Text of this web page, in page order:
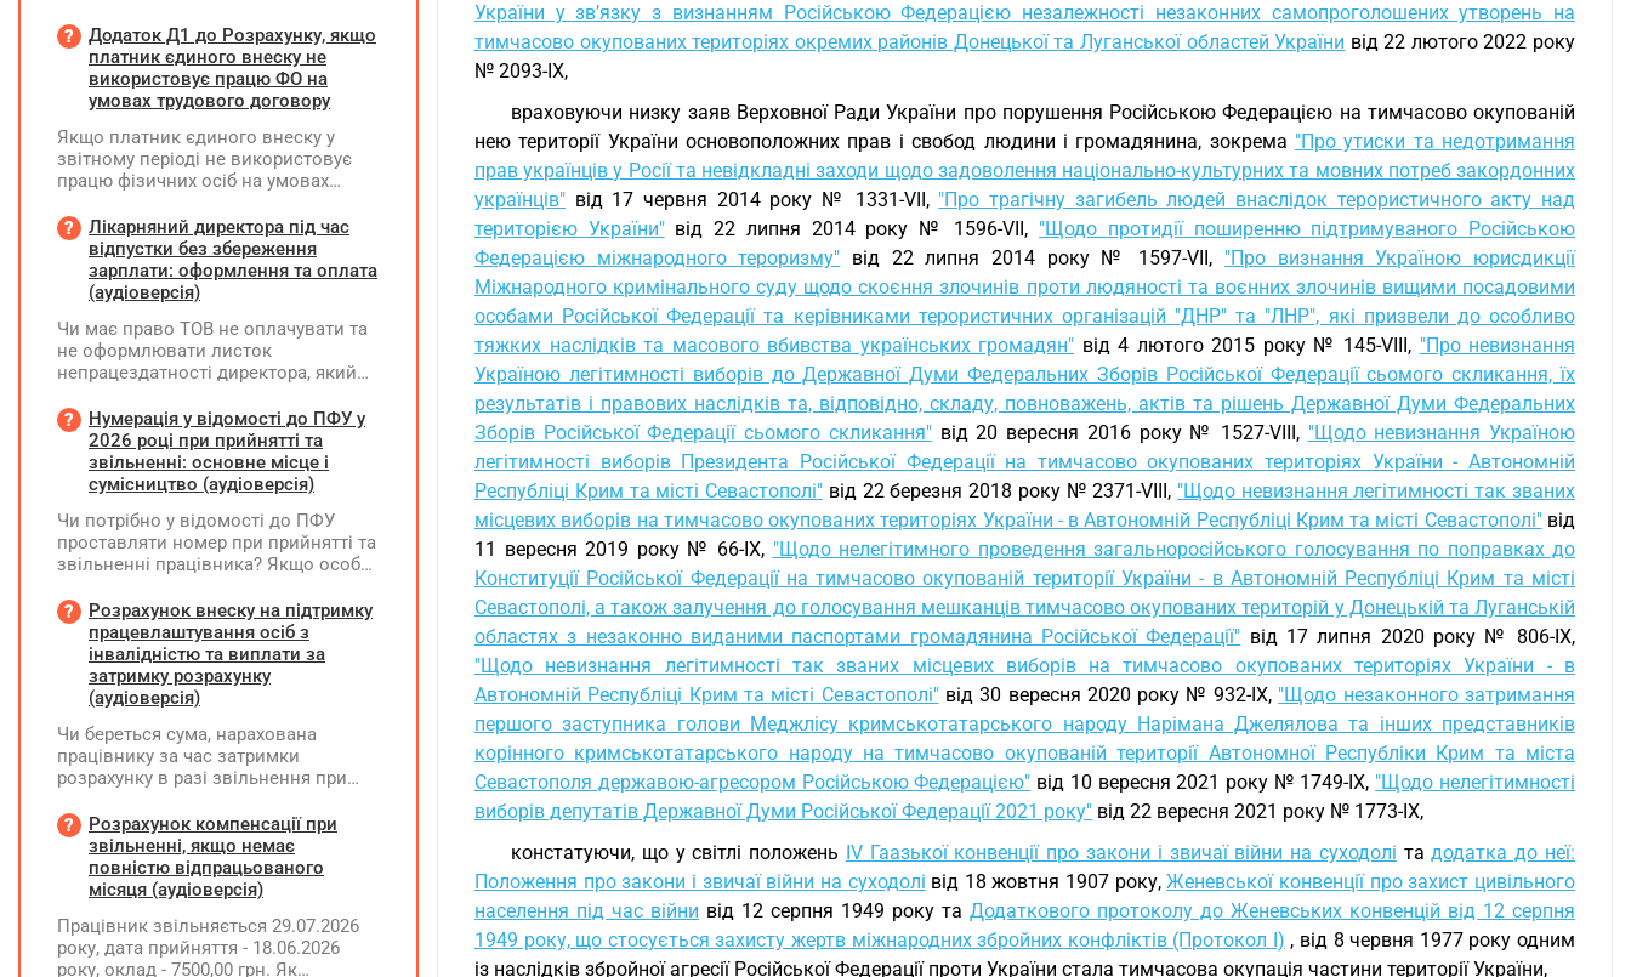
України у зв’язку з визнанням Російською Федерацією незалежності незаконних самопроголошених утворень на
тимчасово окупованих територіях окремих районів Донецької та Луганської областей України від 22 лютого 2022 року
№ 2093-IX,
враховуючи низку заяв Верховної Ради України про порушення Російською Федерацією на тимчасово окупованій
нею території України основоположних прав і свобод людини і громадянина, зокрема "Про утиски та недотримання
прав українців у Росії та невідкладні заходи щодо задоволення національно-культурних та мовних потреб закордонних
українців" від 17 червня 2014 року № 1331-VII, "Про трагічну загибель людей внаслідок терористичного акту над
територією України"від 22 липня 2014 року № 1596-VII, "Щодо протидії поширенню підтримуваного Російською
Федерацією міжнародного тероризму" від 22 липня 2014 року № 1597-VII, "Про визнання Україною юрисдикції
Міжнародного кримінального суду щодо скоєння злочинів проти людяності та воєнних злочинів вищими посадовими
особами Російської Федерації та керівниками терористичних організацій "ДНР" та "ЛНР", які призвели до особливо
тяжких наслідків та масового вбивства українських громадян" від 4 лютого 2015 року № 145-VIII, "Про невизнання
Україною легітимності виборів до Державної Думи Федеральних Зборів Російської Федерації сьомого скликання, їх
результатів і правових наслідків та, відповідно, складу, повноважень, актів та рішень Державної Думи Федеральних
Зборів Російської Федерації сьомого скликання"від 20 вересня 2016 року № 1527-VIII, "Щодо невизнання Україною
легітимності виборів Президента Російської Федерації на тимчасово окупованих територіях України - Автономній
Республіці Крим та місті Севастополі" від 22 березня 2018 року № 2371-VIII, "Щодо невизнання легітимності так званих
місцевих виборів на тимчасово окупованих територіях України - в Автономній Республіці Крим та місті Севастополі"від
11 вересня 2019 року № 66-IX, "Щодо нелегітимного проведення загальноросійського голосування по поправках до
Конституції Російської Федерації на тимчасово окупованій території України - в Автономній Республіці Крим та місті
Севастополі, а також залучення до голосування мешканців тимчасово окупованих територій у Донецькій та Луганській
областях з незаконно виданими паспортами громадянина Російської Федерації" від 17 липня 2020 року № 806-IX,
"Щодо невизнання легітимності так званих місцевих виборів на тимчасово окупованих територіях України - в
Автономній Республіці Крим та місті Севастополі"від 30 вересня 2020 року № 932-IX, "Щодо незаконного затримання
першого заступника голови Меджлісу кримськотатарського народу Нарімана Джелялова та інших представників
корінного кримськотатарського народу на тимчасово окупованій території Автономної Республіки Крим та міста
Севастополя державою-агресором Російською Федерацією" від 10 вересня 2021 року № 1749-IX, "Щодо нелегітимності
виборів депутатів Державної Думи Російської Федерації 2021 року" від 22 вересня 2021 року № 1773-IX,
констатуючи, що у світлі положень IV Гаазької конвенції про закони і звичаї війни на суходолі тадодатка до неї:
Положення про закони і звичаї війни на суходолі від 18 жовтня 1907 року,Женевської конвенції про захист цивільного
населення під час війни від 12 серпня 1949 року та Додаткового протоколу до Женевських конвенцій від 12 серпня
1949 року, що стосується захисту жертв міжнародних збройних конфліктів (Протокол I) , від 8 червня 1977 року одним
із наслідків збройної агресії Російської Федерації проти України стала тимчасова окупація частини території України,
Додаток Д1 до Розрахунку, якщо
платник єдиного внеску не
використовує працю ФО на
умовах трудового договору
Якщо платник єдиного внеску у
звітному періоді не використовує
працю фізичних осіб на умовах
на інших умовах, передбачених
законодавством, Додаток Д1/
Додаток ФІЗ-Д1 за відповідний
період не подається
Лікарняний директора під час
відпустки без збереження
зарплати: оформлення та оплата
(аудіоверсія)
Чи має право ТОВ не оплачувати та
не оформлювати листок
непрацездатності директора, який
збереження заробітної плати під час
призупинення діяльності
підприємства?
Нумерація у відомості до ПФУ у
2026 році при прийнятті та
звільненні: основне місце і
сумісництво (аудіоверсія)
Чи потрібно у відомості до ПФУ
проставляти номер при прийнятті та
звільненні працівника? Якщо особа
місцем роботи та за сумісництвом,
чи рахується це як два роботодавці?
Розрахунок внеску на підтримку
працевлаштування осіб з
інвалідністю та виплати за
затримку розрахунку
(аудіоверсія)
Чи береться сума, нарахована
працівнику за час затримки
розрахунку в разі звільнення при
заробітної плати (винагороди), для
розрахунку внеску на підтримку
працевлаштування осіб з
інвалідністю?
Розрахунок компенсації при
звільненні, якщо немає
повністю відпрацьованого
місяця (аудіоверсія)
Працівник звільняється 29.07.2026
року, дата прийняття - 18.06.2026
року, оклад - 7500,00 грн. Як